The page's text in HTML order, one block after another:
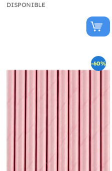
DISPONIBLE
-60%